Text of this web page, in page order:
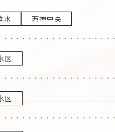
水 西神中央
区
区